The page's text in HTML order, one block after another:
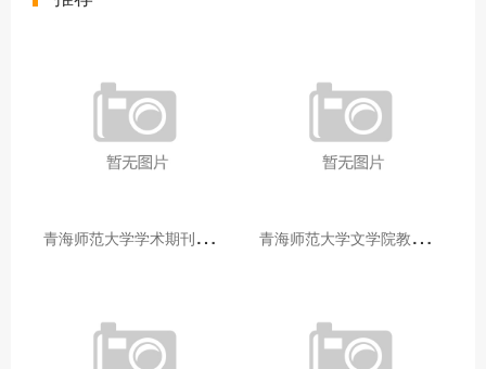
青
海师范大学学术期刊两个专栏入选2025年青海省期刊重点专栏 青
海师范大学文学院教师赴山东省相关高校和学术机构交流学习